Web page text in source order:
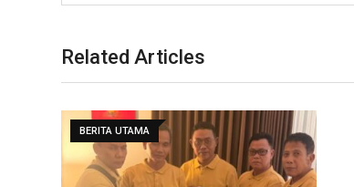
Related Articles
BERITA UTAMA